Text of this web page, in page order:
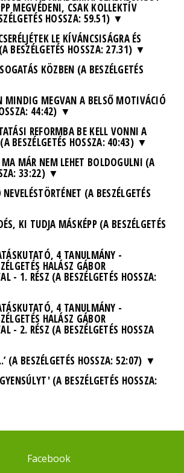
MEGVÉDENI, CSAK KOLLEKTÍV
HOSSZA: 59.51)
LE KÍVÁNCSISÁGRA ÉS
BESZÉLGETÉS HOSSZA: 27.31)
KÖZBEN (A BESZÉLGETÉS
MINDIG MEGVAN A BELSŐ MOTIVÁCIÓ
44:42)
REFORMBA BE KELL VONNI A
BESZÉLGETÉS HOSSZA: 40:43)
MÁR NEM LEHET BOLDOGULNI (A
33:22)
(A BESZÉLGETÉS
KI TUDJA MÁSKÉPP (A BESZÉLGETÉS
4 TANULMÁNY -
HALÁSZ GÁBOR
- 1. RÉSZ (A BESZÉLGETÉS HOSSZA:
4 TANULMÁNY -
HALÁSZ GÁBOR
- 2. RÉSZ (A BESZÉLGETÉS HOSSZA
(A BESZÉLGETÉS HOSSZA: 52:07)
(A BESZÉLGETÉS HOSSZA:
Facebook